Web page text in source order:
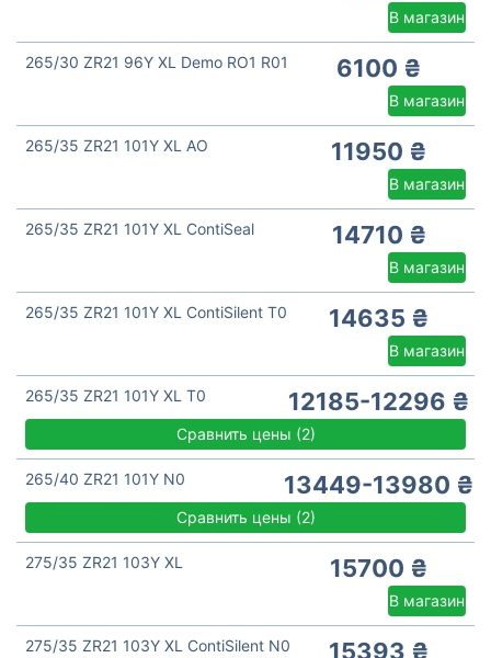
В магазин
265/30 ZR21 96Y XL Demo RO1 R01 6100 ₴
В магазин
265/35 ZR21 101Y XL AO 11950 ₴
В магазин
265/35 ZR21 101Y XL ContiSeal 14710 ₴
В магазин
265/35 ZR21 101Y XL ContiSilent T0 14635 ₴
В магазин
265/35 ZR21 101Y XL T0 12185-12296 ₴
Сравнить цены (2)
265/40 ZR21 101Y N0 13449-13980 ₴
Сравнить цены (2)
275/35 ZR21 103Y XL 15700 ₴
В магазин
275/35 ZR21 103Y XL ContiSilent N0 15393 ₴